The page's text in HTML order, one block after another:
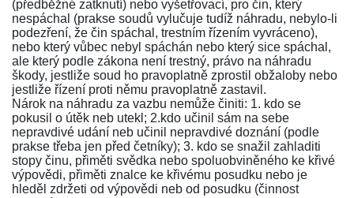
(předběžné zatknutí) nebo vyšetřovací, pro čin, který
nespáchal (prakse soudů vylučuje tudíž náhradu, nebylo-li
podezření, že čin spáchal, trestním řízením vyvráceno),
nebo který vůbec nebyl spáchán nebo který sice spáchal,
ale který podle zákona není trestný, právo na náhradu
škody, jestliže soud ho pravoplatně zprostil obžaloby nebo
jestliže řízení proti němu pravoplatně zastavil.
Nárok na náhradu za vazbu nemůže činiti: 1. kdo se
pokusil o útěk neb utekl; 2.kdo učinil sám na sebe
nepravdivé udání neb učinil nepravdivé doznání (podle
prakse třeba jen před četníky); 3. kdo se snažil zahladiti
stopy činu, přiměti svědka nebo spoluobviněného ke křivé
výpovědi, přiměti znalce ke křivému posudku nebo je
hleděl zdržeti od výpovědi neb od posudku (činnost